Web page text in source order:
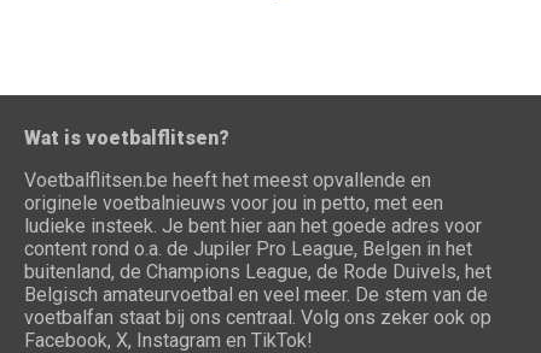
Wat is voetbalflitsen?
Voetbalflitsen.be heeft het meest opvallende en
originele voetbalnieuws voor jou in petto, met een
ludieke insteek. Je bent hier aan het goede adres voor
content rond o.a. de Jupiler Pro League, Belgen in het
buitenland, de Champions League, de Rode Duivels, het
Belgisch amateurvoetbal en veel meer. De stem van de
voetbalfan staat bij ons centraal. Volg ons zeker ook op
Facebook, X, Instagram en TikTok!